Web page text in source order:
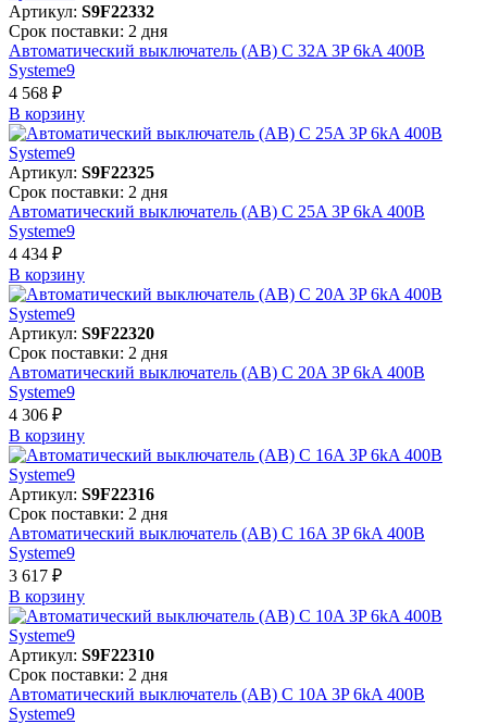
Артикул: S9F22332
Срок поставки: 2 дня
Автоматический выключатель (АВ) C 32A 3P 6kA 400В
Systeme9
4 568 ₽
В корзинy
Артикул: S9F22325
Срок поставки: 2 дня
Автоматический выключатель (АВ) C 25A 3P 6kA 400В
Systeme9
4 434 ₽
В корзинy
Артикул: S9F22320
Срок поставки: 2 дня
Автоматический выключатель (АВ) C 20A 3P 6kA 400В
Systeme9
4 306 ₽
В корзинy
Артикул: S9F22316
Срок поставки: 2 дня
Автоматический выключатель (АВ) C 16A 3P 6kA 400В
Systeme9
3 617 ₽
В корзинy
Артикул: S9F22310
Срок поставки: 2 дня
Автоматический выключатель (АВ) C 10A 3P 6kA 400В
Systeme9